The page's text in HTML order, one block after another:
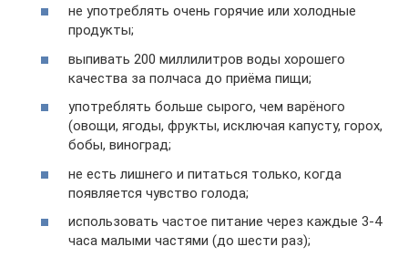
не употреблять очень горячие или холодные
продукты;
выпивать 200 миллилитров воды хорошего
качества за полчаса до приёма пищи;
употреблять больше сырого, чем варёного
(овощи, ягоды, фрукты, исключая капусту, горох,
бобы, виноград;
не есть лишнего и питаться только, когда
появляется чувство голода;
использовать частое питание через каждые 3-4
часа малыми частями (до шести раз);